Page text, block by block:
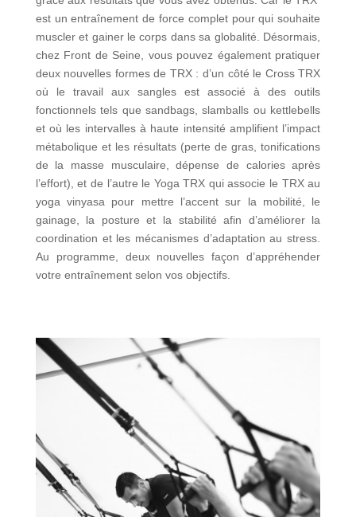
est un entraînement de force complet pour qui souhaite
muscler et gainer le corps dans sa globalité. Désormais,
chez Front de Seine, vous pouvez également pratiquer
deux nouvelles formes de TRX : d’un côté le Cross TRX
où le travail aux sangles est associé à des outils
fonctionnels tels que sandbags, slamballs ou kettlebells
et où les intervalles à haute intensité amplifient l’impact
métabolique et les résultats (perte de gras, tonifications
de la masse musculaire, dépense de calories après
l’effort), et de l’autre le Yoga TRX qui associe le TRX au
yoga vinyasa pour mettre l’accent sur la mobilité, le
gainage, la posture et la stabilité afin d’améliorer la
coordination et les mécanismes d’adaptation au stress.
Au programme, deux nouvelles façon d’appréhender
votre entraînement selon vos objectifs.